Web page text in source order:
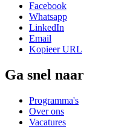
Facebook
Whatsapp
LinkedIn
Email
Kopieer URL
Ga snel naar
Programma's
Over ons
Vacatures